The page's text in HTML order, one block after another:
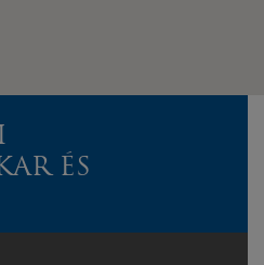
ÉS